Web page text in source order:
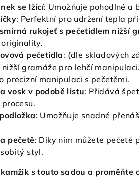
se lžící: Umožňuje pohodlné a
: Perfektní pro udržení tepla
rukojeť s pečetidlem nižší
pečetidla: (dle skladových
gramáže pro lehčí manipulaci.
precizní manipulaci s pečetěmi.
vosk v podobě listu: Přidává
: Umožňuje snadné
pečetě: Díky nim můžete pečetě
styl.
s touto sadou a proměňte